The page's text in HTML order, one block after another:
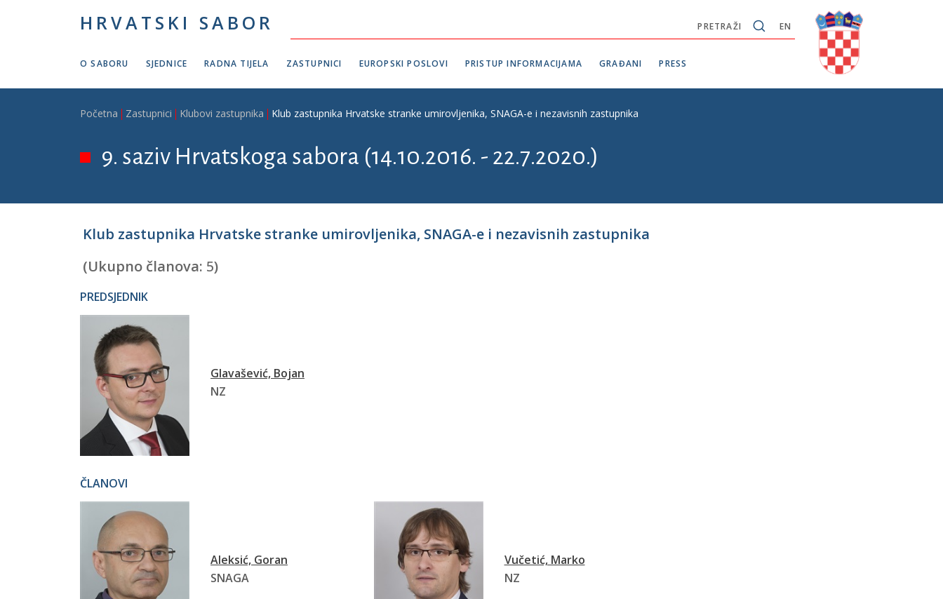
HRVATSKI SABOR EN
PRETRAŽI
O SABORU SJEDNICE RADNA TIJELA ZASTUPNICI EUROPSKI POSLOVI PRISTUP INFORMACIJAMA GRAĐANI PRESS
Breadcrumb
Početna Zastupnici Klubovi zastupnika Klub zastupnika Hrvatske stranke umirovljenika, SNAGA-e i nezavisnih zastupnika
9. saziv Hrvatskoga sabora (14.10.2016. - 22.7.2020.)
Klub zastupnika Hrvatske stranke umirovljenika, SNAGA-e i nezavisnih zastupnika
(Ukupno članova: 5)
PREDSJEDNIK
Glavašević, Bojan
NZ
ČLANOVI
Aleksić, Goran
SNAGA
Vučetić, Marko
NZ